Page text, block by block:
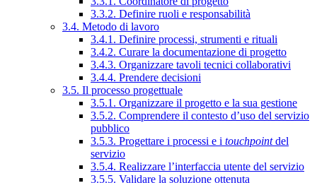
3.3.2. Definire ruoli e responsabilità
3.4. Metodo di lavoro
3.4.1. Definire processi, strumenti e rituali
3.4.2. Curare la documentazione di progetto
3.4.3. Organizzare tavoli tecnici collaborativi
3.4.4. Prendere decisioni
3.5. Il processo progettuale
3.5.1. Organizzare il progetto e la sua gestione
3.5.2. Comprendere il contesto d’uso del servizio
pubblico
3.5.3. Progettare i processi e i touchpointdel
servizio
3.5.4. Realizzare l’interfaccia utente del servizio
3.5.5. Validare la soluzione ottenuta